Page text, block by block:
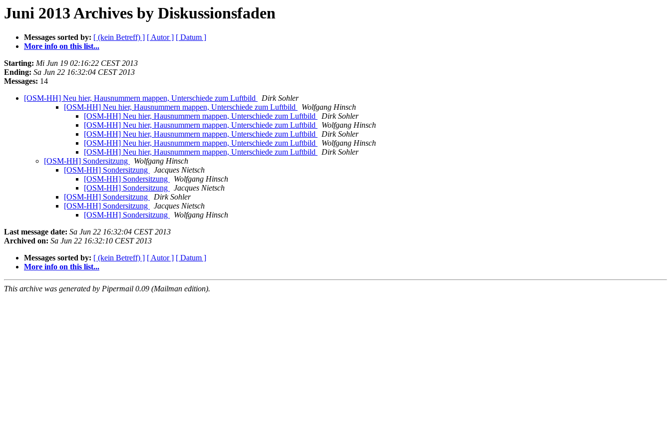
Juni 2013 Archives by Diskussionsfaden
Messages sorted by: [ (kein Betreff) ] [ Autor ] [ Datum ]
More info on this list...
Starting: Mi Jun 19 02:16:22 CEST 2013
Ending: Sa Jun 22 16:32:04 CEST 2013
Messages: 14
[OSM-HH] Neu hier, Hausnummern mappen, Unterschiede zum Luftbild
Dirk Sohler
[OSM-HH] Neu hier, Hausnummern mappen, Unterschiede zum Luftbild
Wolfgang Hinsch
[OSM-HH] Neu hier, Hausnummern mappen, Unterschiede zum Luftbild
Dirk Sohler
[OSM-HH] Neu hier, Hausnummern mappen, Unterschiede zum Luftbild
Wolfgang Hinsch
[OSM-HH] Neu hier, Hausnummern mappen, Unterschiede zum Luftbild
Dirk Sohler
[OSM-HH] Neu hier, Hausnummern mappen, Unterschiede zum Luftbild
Wolfgang Hinsch
[OSM-HH] Neu hier, Hausnummern mappen, Unterschiede zum Luftbild
Dirk Sohler
[OSM-HH] Sondersitzung
Wolfgang Hinsch
[OSM-HH] Sondersitzung
Jacques Nietsch
[OSM-HH] Sondersitzung
Wolfgang Hinsch
[OSM-HH] Sondersitzung
Jacques Nietsch
[OSM-HH] Sondersitzung
Dirk Sohler
[OSM-HH] Sondersitzung
Jacques Nietsch
[OSM-HH] Sondersitzung
Wolfgang Hinsch
Last message date: Sa Jun 22 16:32:04 CEST 2013
Archived on: Sa Jun 22 16:32:10 CEST 2013
Messages sorted by: [ (kein Betreff) ] [ Autor ] [ Datum ]
More info on this list...
This archive was generated by Pipermail 0.09 (Mailman edition).